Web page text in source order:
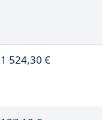
1 524,30 €